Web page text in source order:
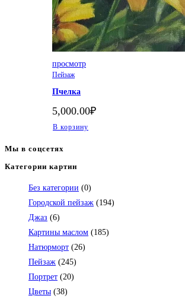
просмотр
Пейзаж
Пчелка
5,000.00₽
В корзину
Мы в соцсетях
Откроется
в
вашем
приложении
Категории картин
Без категории (0)
Городской пейзаж (194)
Джаз (6)
Картины маслом (185)
Натюрморт (26)
Пейзаж (245)
Портрет (20)
Цветы (38)